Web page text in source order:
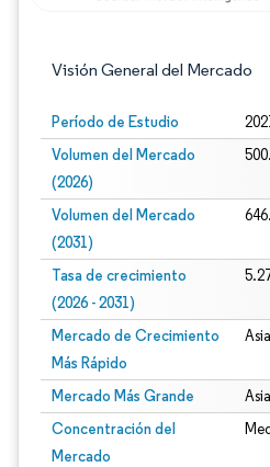
Visión General del Mercado
Período de Estudio
Volumen del Mercado
(2026)
Volumen del Mercado
(2031)
Tasa de crecimiento
(2026 - 2031)
Mercado de Crecimiento
Más Rápido
Mercado Más Grande
Concentración del
Mercado